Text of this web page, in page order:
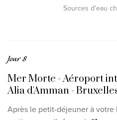
Sources d'eau
Jour 8
Mer Morte - Aéroport
Alia d'Amman -
Après le petit-déjeuner à